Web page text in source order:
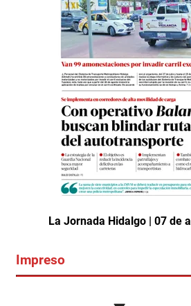
La Jornada Hidalgo | 07 de
Impreso